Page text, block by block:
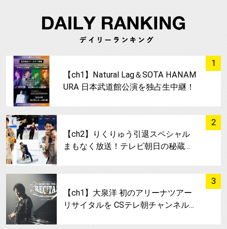
1
【ch1】Natural Lag＆SOTA HANAM
URA 日本武道館公演を独占生中継！
2
サムネイル
【ch2】りくりゅう引退スペシャル
まもなく放送！テレビ朝日の秘蔵…
3
【ch1】大泉洋 初のアリーナツアー
リサイタルを CSテレ朝チャンネル…